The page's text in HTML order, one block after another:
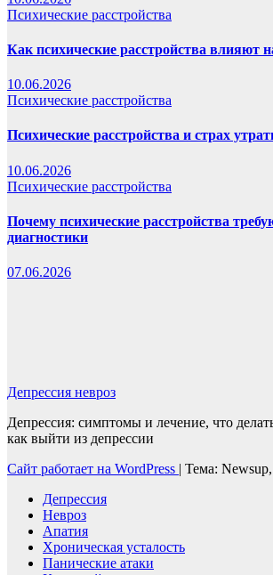
Психические расстройства
Как психические расстройства влияют
10.06.2026
Психические расстройства
Психические расстройства и страх
10.06.2026
Психические расстройства
Почему психические расстройства
диагностики
07.06.2026
Депрессия невроз
Депрессия: симптомы и лечение, что
как выйти из депрессии
Сайт работает на WordPress | Тема:
Депрессия
Невроз
Апатия
Хроническая усталость
Панические атаки